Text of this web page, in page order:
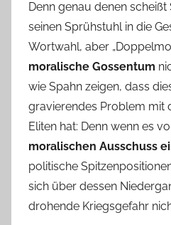
Denn genau denen
seinen Sprühstuhl in die
Wortwahl, aber
moralische Gossentum
wie Spahn zeigen, dass
gravierendes Problem mit
Eliten hat: Denn wenn es
moralischen Ausschuss
politische
sich über dessen
drohende Kriegsgefahr